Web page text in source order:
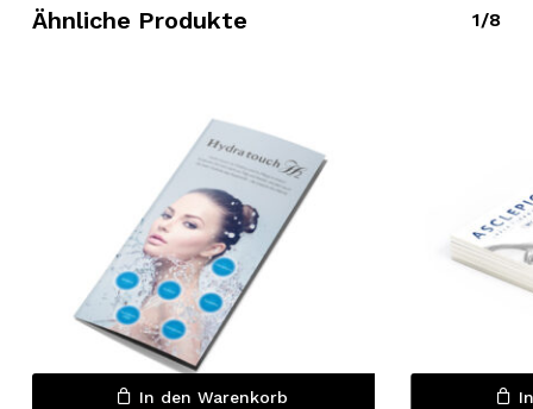
Es befinden sich keine Produkte
im Warenkorb.
Ähnliche Produkte 1/8
In den Warenkorb